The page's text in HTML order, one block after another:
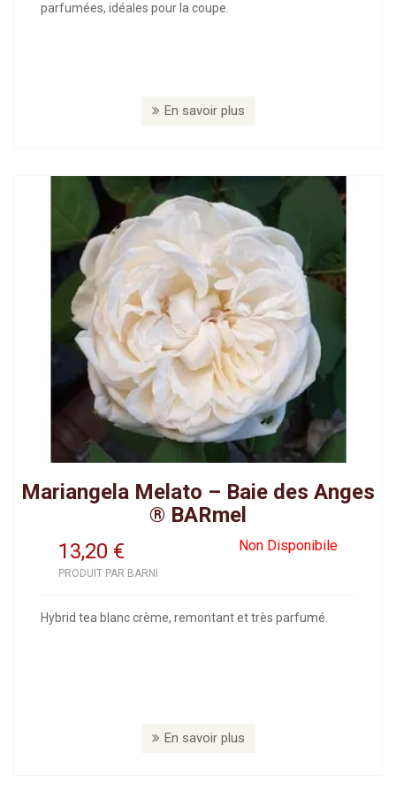
parfumées, idéales pour la coupe.
En savoir plus
Mariangela Melato – Baie des Anges
® BARmel
13,20
Non Disponibile
€
PRODUIT PAR BARNI
Hybrid tea blanc crème, remontant et très parfumé.
En savoir plus